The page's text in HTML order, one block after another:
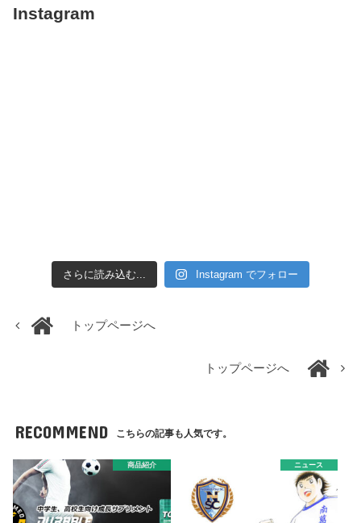
Instagram
さらに読み込む... Instagram でフォロー
トップページへ
トップページへ
RECOMMEND こちらの記事も人気です。
商品紹介 ニュース